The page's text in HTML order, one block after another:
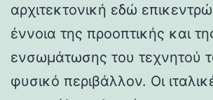
αρχιτεκτονική εδώ
έννοια της προοπτικής και
ενσωμάτωσης του τεχνητού
φυσικό περιβάλλον. Οι